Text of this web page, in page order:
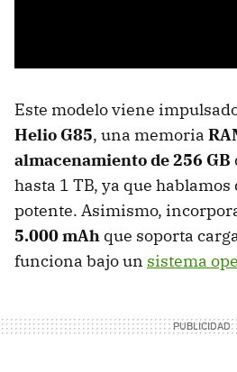
Este modelo viene
Helio G85, una memoria
almacenamiento de 256 GB
hasta 1 TB, ya que
potente. Asimismo,
5.000 mAh que soporta
funciona bajo un sistema